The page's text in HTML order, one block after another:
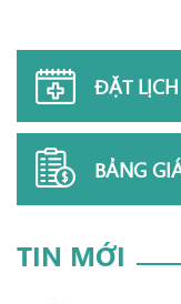
ĐẶT
BẢNG
TIN MỚI